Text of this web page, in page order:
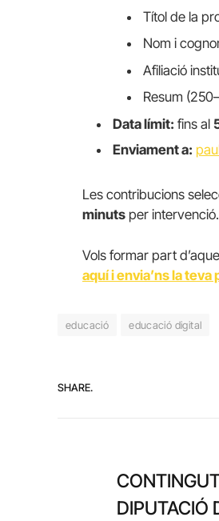
Títol de la
Nom i
Afiliació
Resum
Data límit: fins al
Enviament a:
Les contribucions
minuts per intervenció.
Vols formar part
aquí i envia’ns la teva
educació educació digital
SHARE.
DIPUTACIÓ